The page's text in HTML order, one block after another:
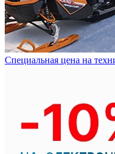
Специальная цена на